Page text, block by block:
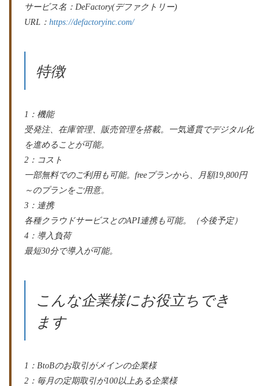
サービス名：DeFactory(デファクトリー)
URL： https://defactoryinc.com/
特徴
1：機能
受発注、在庫管理、販売管理を搭載。一気通貫でデジタル化
を進めることが可能。
2：コスト
一部無料でのご利用も可能。freeプランから、月額19,800円
～のプランをご用意。
3：連携
各種クラウドサービスとのAPI連携も可能。（今後予定）
4：導入負荷
最短30分で導入が可能。
こんな企業様にお役立ちでき
ます
1：BtoBのお取引がメインの企業様
2：毎月の定期取引が100以上ある企業様